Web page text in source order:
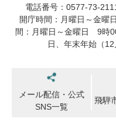
電話番号：0577-73-
開庁時間：月曜日～金
間：月曜日～金曜日 9時
日、年末年始（
メール配信・公式
SNS一覧
飛騨